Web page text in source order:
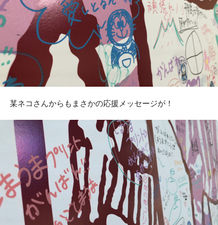
某ネコさんからもまさかの応援メッセージが！